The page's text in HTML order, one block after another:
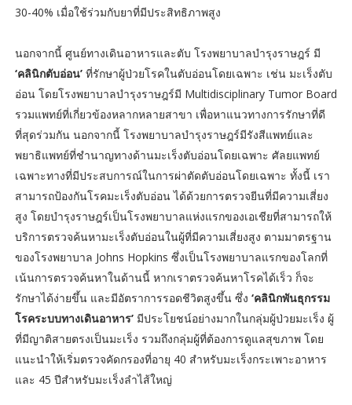
30-40% เมื่อใช้ร่วมกับยาที่มีประสิทธิภาพสูง
นอกจากนี้ ศูนย์ทางเดินอาหารและตับ โรงพยาบาลบำรุงราษฎร์ มี
‘คลินิกตับอ่อน’ ที่รักษาผู้ป่วยโรคในตับอ่อนโดยเฉพาะ เช่น มะเร็งตับ
อ่อน โดยโรงพยาบาลบำรุงราษฎร์มี Multidisciplinary Tumor Board
รวมแพทย์ที่เกี่ยวข้องหลากหลายสาขา เพื่อหาแนวทางการรักษาที่ดี
ที่สุดร่วมกัน นอกจากนี้ โรงพยาบาลบำรุงราษฎร์มีรังสีแพทย์และ
พยาธิแพทย์ที่ชำนาญทางด้านมะเร็งตับอ่อนโดยเฉพาะ ศัลยแพทย์
เฉพาะทางที่มีประสบการณ์ในการผ่าตัดตับอ่อนโดยเฉพาะ ทั้งนี้ เรา
สามารถป้องกันโรคมะเร็งตับอ่อน ได้ด้วยการตรวจยีนที่มีความเสี่ยง
สูง โดยบำรุงราษฎร์เป็นโรงพยาบาลแห่งแรกของเอเชียที่สามารถให้
บริการตรวจค้นหามะเร็งตับอ่อนในผู้ที่มีความเสี่ยงสูง ตามมาตรฐาน
ของโรงพยาบาล Johns Hopkins ซึ่งเป็นโรงพยาบาลแรกของโลกที่
เน้นการตรวจค้นหาในด้านนี้ หากเราตรวจค้นหาโรคได้เร็ว ก็จะ
รักษาได้ง่ายขึ้น และมีอัตราการรอดชีวิตสูงขึ้น ซึ่ง ‘คลินิกพันธุกรรม
โรคระบบทางเดินอาหาร’มีประโยชน์อย่างมากในกลุ่มผู้ป่วยมะเร็ง ผู้
ที่มีญาติสายตรงเป็นมะเร็ง รวมถึงกลุ่มผู้ที่ต้องการดูแลสุขภาพ โดย
แนะนำให้เริ่มตรวจคัดกรองที่อายุ 40 สำหรับมะเร็งกระเพาะอาหาร
และ 45 ปีสำหรับมะเร็งลำไส้ใหญ่